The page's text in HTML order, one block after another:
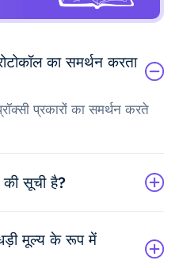
का समर्थन करता
प्रकारों का समर्थन करते
की सूची है?
मूल्य के रूप में